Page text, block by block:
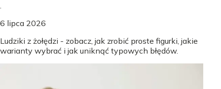
.
6 lipca 2026
Ludziki z żołędzi - zobacz, jak zrobić proste figurki, jakie
warianty wybrać i jak uniknąć typowych błędów.